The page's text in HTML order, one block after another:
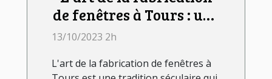
de fenêtres à Tours : une
tradition séculaire
13/10/2023 2h
L'art de la fabrication de fenêtres à